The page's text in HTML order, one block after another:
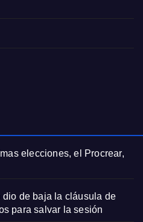
elecciones, el Procrear,
de baja la cláusula de
para salvar la sesión